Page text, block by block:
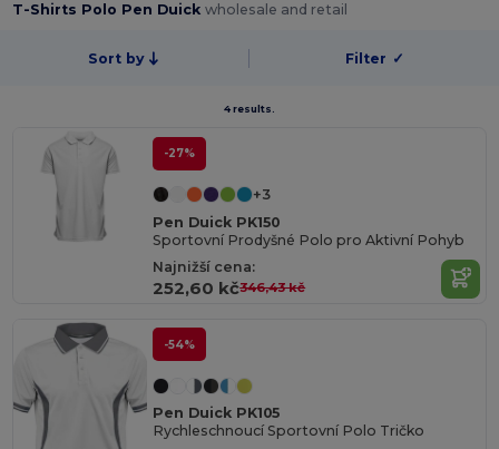
T-Shirts Polo Pen Duickwholesale and retail
Sort by Filter ✓
4 results.
-27%
+3
Pen Duick PK150
Sportovní Prodyšné Polo pro Aktivní Pohyb
Najnižší cena:
252,60 kč346,43 kč
-54%
Pen Duick PK105
Rychleschnoucí Sportovní Polo Tričko